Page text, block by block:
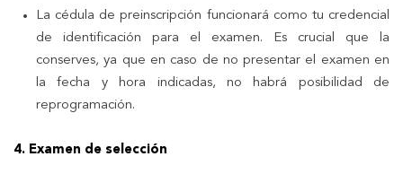
La cédula de preinscripción funcionará como tu credencial
de identificación para el examen. Es crucial que la
conserves, ya que en caso de no presentar el examen en
la fecha y hora indicadas, no habrá posibilidad de
reprogramación.
4. Examen de selección